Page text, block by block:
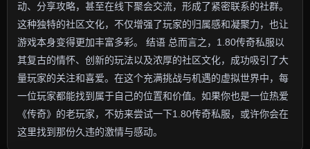
动、分享攻略，甚至在线下聚会交流，形成了紧密联系的社群。
这种独特的社区文化，不仅增强了玩家的归属感和凝聚力，也让
游戏本身变得更加丰富多彩。 结语 总而言之，1.80传奇私服以
其复古的情怀、创新的玩法以及浓厚的社区文化，成功吸引了大
量玩家的关注和喜爱。在这个充满挑战与机遇的虚拟世界中，每
一位玩家都能找到属于自己的位置和价值。如果你也是一位热爱
《传奇》的老玩家，不妨来尝试一下1.80传奇私服，或许你会在
这里找到那份久违的激情与感动。